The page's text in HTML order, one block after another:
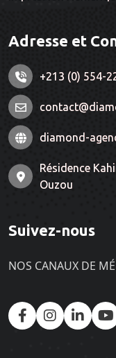
Adresse et
+213 (0) 554-
diamond-
Résidence
Ouzou
Suivez-nous
NOS CANAUX DE